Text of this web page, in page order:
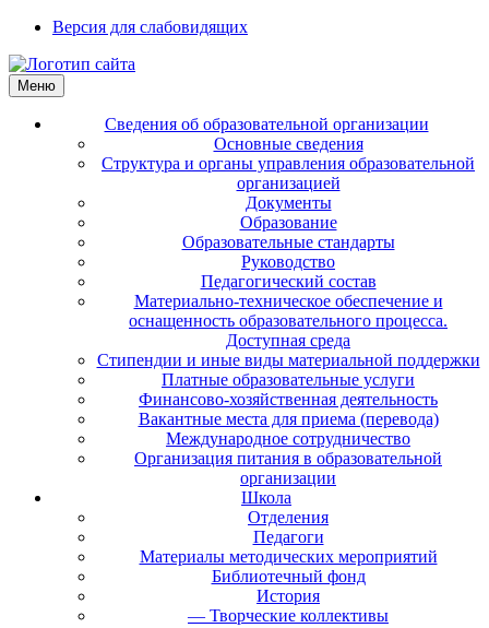
Версия для слабовидящих
Меню
Сведения об образовательной организации
Основные сведения
Структура и органы управления образовательной
организацией
Документы
Образование
Образовательные стандарты
Руководство
Педагогический состав
Материально-техническое обеспечение и
оснащенность образовательного процесса.
Доступная среда
Стипендии и иные виды материальной поддержки
Платные образовательные услуги
Финансово-хозяйственная деятельность
Вакантные места для приема (перевода)
Международное сотрудничество
Организация питания в образовательной
организации
Школа
Отделения
Педагоги
Материалы методических мероприятий
Библиотечный фонд
История
— Творческие коллективы